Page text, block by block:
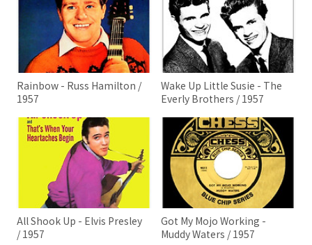
Rainbow - Russ Hamilton /
1957
Wake Up Little Susie - The
Everly Brothers / 1957
All Shook Up - Elvis Presley
/ 1957
Got My Mojo Working -
Muddy Waters / 1957